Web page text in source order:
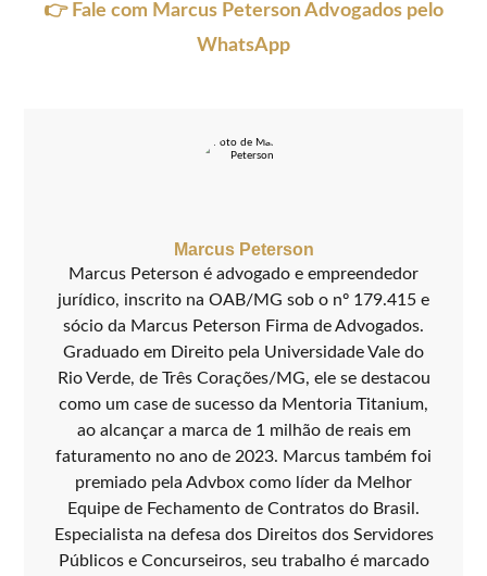
👉 Fale com Marcus Peterson Advogados pelo
WhatsApp
Marcus Peterson
Marcus Peterson é advogado e empreendedor
jurídico, inscrito na OAB/MG sob o nº 179.415 e
sócio da Marcus Peterson Firma de Advogados.
Graduado em Direito pela Universidade Vale do
Rio Verde, de Três Corações/MG, ele se destacou
como um case de sucesso da Mentoria Titanium,
ao alcançar a marca de 1 milhão de reais em
faturamento no ano de 2023. Marcus também foi
premiado pela Advbox como líder da Melhor
Equipe de Fechamento de Contratos do Brasil.
Especialista na defesa dos Direitos dos Servidores
Públicos e Concurseiros, seu trabalho é marcado